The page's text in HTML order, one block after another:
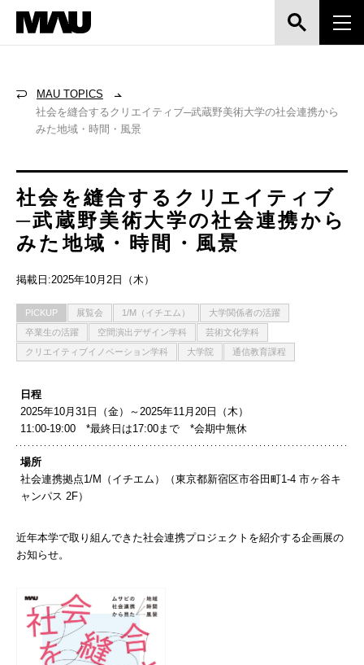
MAU TOPICS
社会を縫合するクリエイティブ─武蔵野美術大学の社会連携から
みた地域・時間・風景
社会を縫合するクリエイティブ
─武蔵野美術大学の社会連携から
みた地域・時間・風景
掲載日:2025年10月2日（木）
PICKUP 展覧会 1/M（イチエム）
大学関係者の活躍
卒業生の活躍
空間演出デザイン学科
芸術文化学科
クリエイティブイノベーション学科
大学院 通信教育課程
日程
2025年10月31日（金）～2025年11月20日（木）
11:00-19:00 *最終⽇は17:00まで *会期中無休
場所
社会連携拠点1/M（イチエム）（東京都新宿区市谷田町1-4 市ヶ谷キ
ャンパス 2F）
近年本学で取り組んできた社会連携プロジェクトを紹介する企画展の
お知らせ。